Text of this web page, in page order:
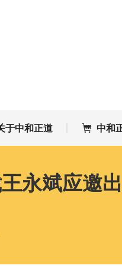
于中和正道 中和
永斌应邀